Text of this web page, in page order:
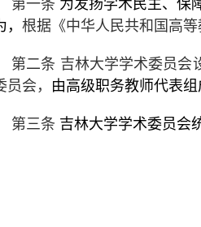
第一条 为发扬学术民主、保
根据《中华人民共和国高
第二条 吉林大学学术委员会
员会， 由高级职务教师代表组
第三条 吉林大学学术委员会